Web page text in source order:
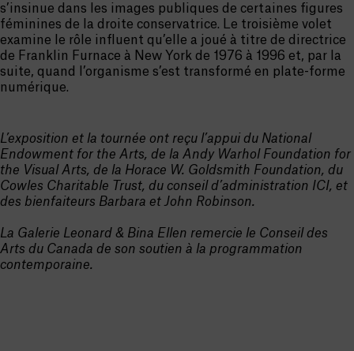
s’insinue dans les images publiques de certaines figures
féminines de la droite conservatrice. Le troisième volet
examine le rôle influent qu’elle a joué à titre de directrice
de Franklin Furnace à New York de 1976 à 1996 et, par la
suite, quand l’organisme s’est transformé en plate-forme
numérique.
L’exposition et la tournée ont reçu l’appui du National
Endowment for the Arts, de la Andy Warhol Foundation for
the Visual Arts, de la Horace W. Goldsmith Foundation, du
Cowles Charitable Trust, du conseil d’administration ICI, et
des bienfaiteurs Barbara et John Robinson.
La Galerie Leonard & Bina Ellen remercie le Conseil des
Arts du Canada de son soutien à la programmation
contemporaine.